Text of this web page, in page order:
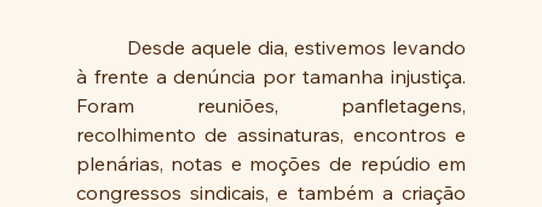
à frente a denúncia por tamanha injustiça.
Foram reuniões, panfletagens,
recolhimento de assinaturas, encontros e
plenárias, notas e moções de repúdio em
congressos sindicais, e também a criação